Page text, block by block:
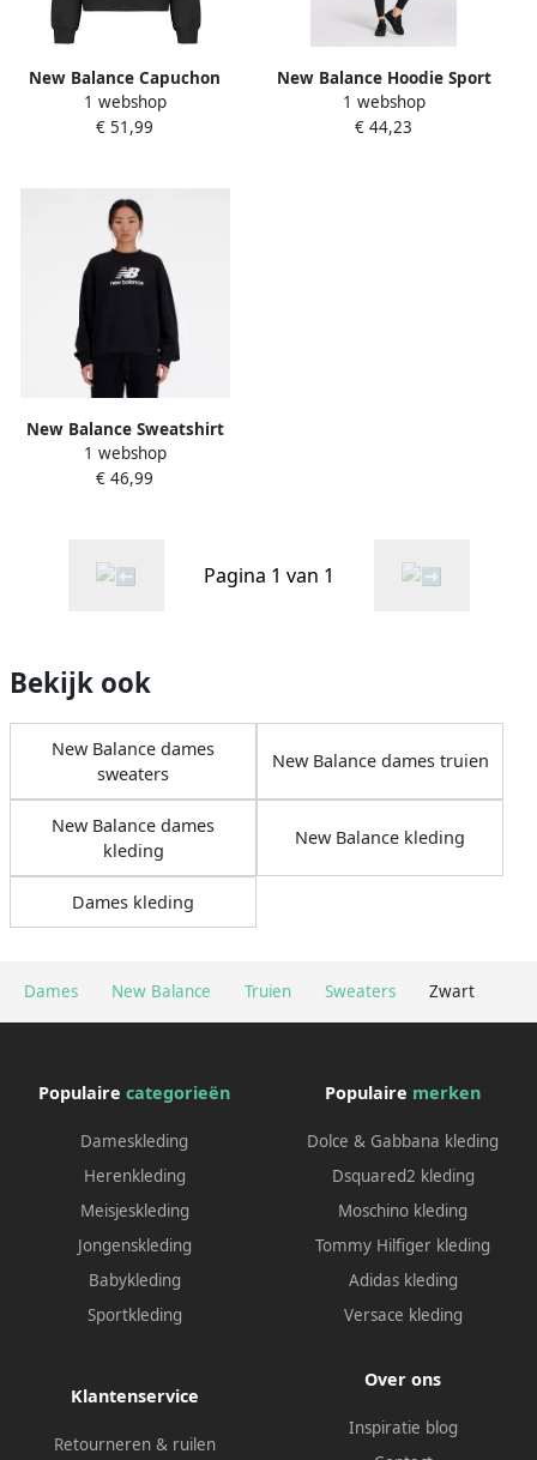
Dames New Balance Truien Sweaters Zwart
New Balance Capuchon
sweaters SMALL LOGO
HOODIE
1 webshop
€ 51,99
New Balance Hoodie Sport
Essentials French Terry
Logo Hoodie
1 webshop
€ 44,23
New Balance Sweatshirt
SPORT ESSENTIALS FRENCH
TERRY LOGO CREW
1 webshop
€ 46,99
Pagina 1 van 1
Bekijk ook
New Balance dames
sweaters
New Balance dames truien
New Balance dames
kleding
New Balance kleding
Dames kleding
Populaire categorieën
Dameskleding
Herenkleding
Meisjeskleding
Jongenskleding
Babykleding
Sportkleding
Populaire merken
Dolce & Gabbana kleding
Dsquared2 kleding
Moschino kleding
Tommy Hilfiger kleding
Adidas kleding
Versace kleding
Klantenservice
Retourneren & ruilen
Over ons
Inspiratie blog